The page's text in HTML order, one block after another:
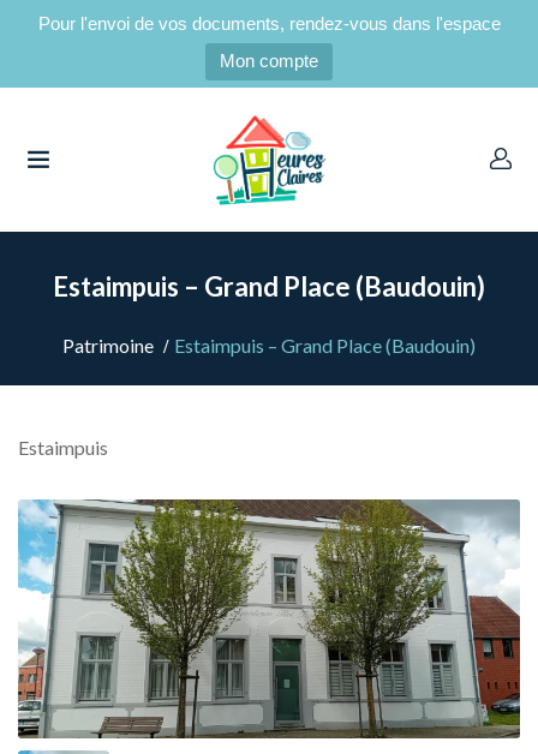
Pour l'envoi de vos documents, rendez-vous dans l'espace
Mon compte
(CANDIDATS LOCATAIRES)
Patrimoine Estaimpuis – Grand Place (Baudouin)
Estaimpuis – Grand Place (Baudouin)
Estaimpuis